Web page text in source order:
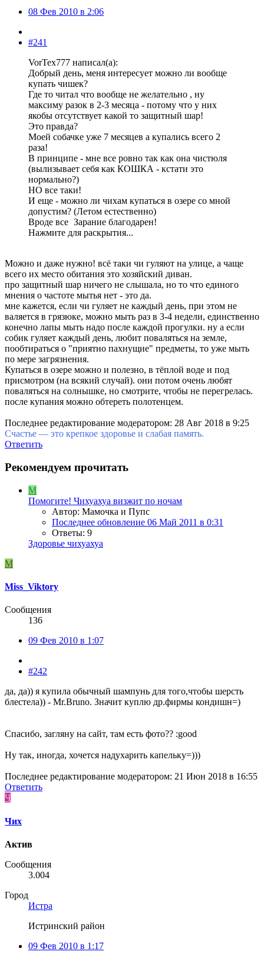
08 Фев 2010 в 2:06
#241
VorTex777 написал(а):
Добрый день, меня интересует можно ли вообще
купать чишек?
Где то читал что вообще не желательно , ну
максиму разок в 2-3 месяца - потому что у них
якобы отсутствует какой то защитный шар!
Это правда?
Моей собачке уже 7 месяцев а купались всего 2
раза!
В принципе - мне все ровно так как она чистюля
(вылизывает себя как КОШКА - кстати это
нормально?)
НО все таки!
И еще - можно ли чихам купаться в озере со мной
допустим? (Летом естественно)
Вроде все Зарание благодарен!
Нажмите для раскрытия...
Можно и даже нужно! всё таки чи гуляют на улице, а чаще
всего их место обитания это хозяйский диван.
про защитный шар ничего не слышала, но то что единого
мнения о частоте мытья нет - это да.
мне кажется, если чи гуляет не каждый день, при этом не
валяется в грязюке, можно мыть раз в 3-4 недели, единственно
конечно лапы мыть надо после каждой прогулки. ну а если
собик гуляет каждый день, любит поваляться на земле,
пообтираться о "приятно пахнущие" предметы, то уже мыть
по мере загрязнения.
Купаться в озере можно и полезно, в тёплой воде и под
присмотром (на всякий случай). они потом очень любят
поваляться на солнышке, но смотрите, чтобы не перегрелась.
после купания можно обтереть полотенцем.
Последнее редактирование модератором: 28 Авг 2018 в 9:25
Счастье — это крепкое здоровье и слабая память.
Ответить
Рекомендуем прочитать
М
Помогите! Чихуахуа визжит по ночам
Автор: Мамочка и Пупс
Последнее обновление 06 Май 2011 в 0:31
Ответы: 9
Здоровье чихуахуа
M
Miss_Viktory
Сообщения
136
09 Фев 2010 в 1:07
#242
да, да)) я купила обычный шампунь для того,чтобы шерсть
блестела)) - Mr.Bruno. Значит куплю др.фирмы кондишн=)
Спасибо, загляну на сайт, там есть фото?? :good
Ну так, иногда, хочется надухарить капельку=)))
Последнее редактирование модератором: 21 Июн 2018 в 16:55
Ответить
Ч
Чих
Актив
Сообщения
3.004
Город
Истра
Истринский район
09 Фев 2010 в 1:17